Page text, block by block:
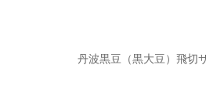
丹波黒豆（黒大豆）飛切